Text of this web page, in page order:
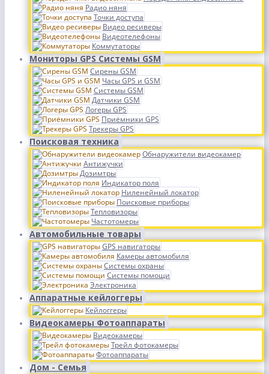
Радио няня
Точки доступа
Видео ресиверы
Видеотелефоны
Коммутаторы
Мониторы GPS Системы GSM
Сирены GSM
Часы GPS и GSM
Системы GSM
Датчики GSM
Логеры GPS
Приёмники GPS
Трекеры GPS
Поисковая техника
Обнаружители видеокамер
Антижучки
Дозимтры
Индикатор поля
Ниленейный локатор
Поисковые приборы
Тепловизоры
Частотомеры
Автомобильные товары
GPS навигаторы
Камеры автомобиля
Системы охраны
Системы помощи
Электроника
Аппаратные кейлоггеры
Кейлоггеры
Видеокамеры Фотоаппараты
Видеокамеры
Трейл фотокамеры
Фотоаппараты
Дом - Семья